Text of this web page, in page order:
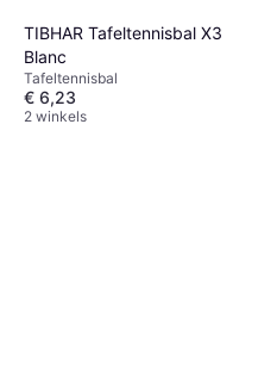
TIBHAR Tafeltennisbal X3
Blanc
Tafeltennisbal
€ 6,23
2 winkels